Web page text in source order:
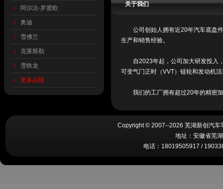
CJ5E-6C525-AD 96 744 614 80 948
CJ5E-6C525-AD 96
关于我们
公司创始人拥有近20年汽车底盘件
生产和销售经验。
自2023年起，公司加大研发投入
可变气门正时（VVT）链轮和发动机
我们的工厂拥有超过20年的精密
阿尔法-罗蜜欧
奥迪
雪佛兰
克莱斯勒
雪铁龙
更多品牌
Copyright © 2007--2026 芜湖新创汽
地址：安徽省芜
电话：18019505917 /